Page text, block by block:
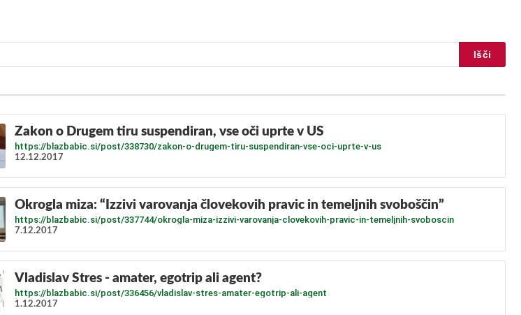
Zakon o Drugem tiru suspendiran, vse oči uprte v US
https://blazbabic.si/post/338730/zakon-o-drugem-tiru-suspendiran-vse-oci-uprte-v-us
12.12.2017
Okrogla miza: “Izzivi varovanja človekovih pravic in temeljnih svoboščin”
https://blazbabic.si/post/337744/okrogla-miza-izzivi-varovanja-clovekovih-pravic-in-temeljnih-svoboscin
7.12.2017
Vladislav Stres - amater, egotrip ali agent?
https://blazbabic.si/post/336456/vladislav-stres-amater-egotrip-ali-agent
1.12.2017